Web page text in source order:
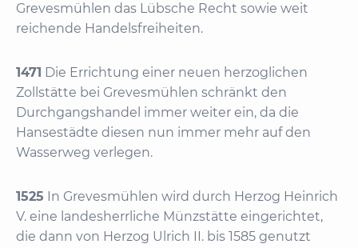
Grevesmühlen das Lübsche Recht sowie weit
reichende Handelsfreiheiten.
1471 Die Errichtung einer neuen herzoglichen
Zollstätte bei Grevesmühlen schränkt den
Durchgangshandel immer weiter ein, da die
Hansestädte diesen nun immer mehr auf den
Wasserweg verlegen.
1525 In Grevesmühlen wird durch Herzog Heinrich
V. eine landesherrliche Münzstätte eingerichtet,
die dann von Herzog Ulrich II. bis 1585 genutzt